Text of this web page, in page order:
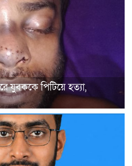
যুবককে পিটিয়ে হত্যা,